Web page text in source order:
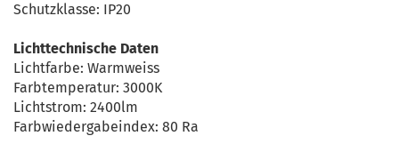
Schutzklasse: IP20
Lichttechnische Daten
Lichtfarbe: Warmweiss
Farbtemperatur: 3000K
Lichtstrom: 2400lm
Farbwiedergabeindex: 80 Ra